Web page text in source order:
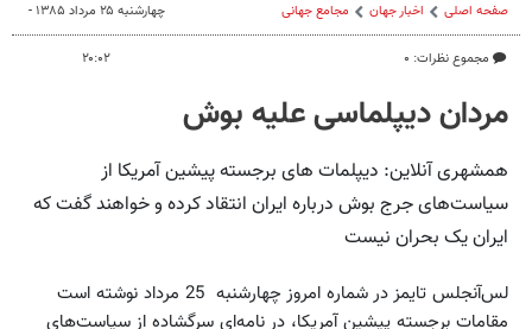
صفحه اصلی اخبار جهان مجامع‌ جهانی
مجموع نظرات: ۰
چهارشنبه ۲۵ مرداد ۱۳۸۵ -
۲۰:۰۲
مردان دیپلماسی علیه بوش
همشهری آنلاین: دیپلمات های برجسته پیشین آمریکا‌ از
سیاست‌های جرج بوش درباره ایران انتقاد کرده و خواهند گفت که
ایران یک بحران نیست
لس‌آنجلس تایمز در شماره امروز چهارشنبه 25 مرداد نوشته است
مقامات برجسته پیشین آمریکا،‌ در نامه‌ای سرگشاده از سیاست‌های